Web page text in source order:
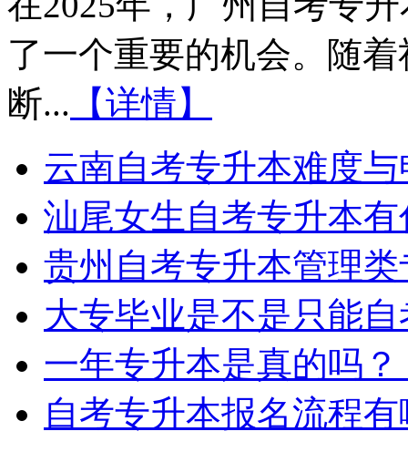
了一个重要的机会。随
断... 【详情】
云南自考专升本难度
汕尾女生自考专升本
贵州自考专升本管理
大专毕业是不是只能
一年专升本是真的吗？
自考专升本报名流程